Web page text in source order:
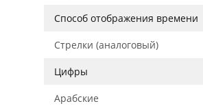
Способ отображения времени
Стрелки (аналоговый)
Цифры
Арабские